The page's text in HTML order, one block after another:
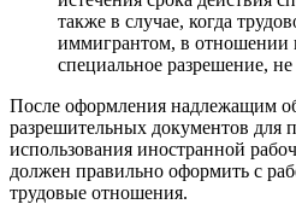
также в случае, когда
иммигрантом, в отношении
специальное разрешение,
После оформления надлежащим
разрешительных документов для
использования иностранной
должен правильно оформить с
трудовые отношения.